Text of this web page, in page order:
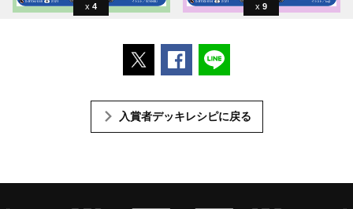
4 9
ポストするFacebookでシェアする
入賞者デッキレシピに戻る